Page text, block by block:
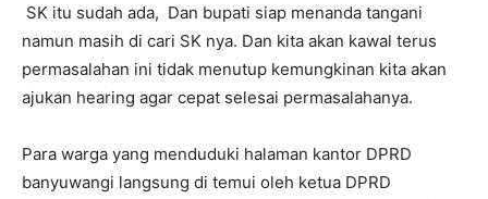
SK itu sudah ada, Dan bupati siap menanda tangani
namun masih di cari SK nya. Dan kita akan kawal terus
permasalahan ini tidak menutup kemungkinan kita akan
ajukan hearing agar cepat selesai permasalahanya.
Para warga yang menduduki halaman kantor DPRD
banyuwangi langsung di temui oleh ketua DPRD